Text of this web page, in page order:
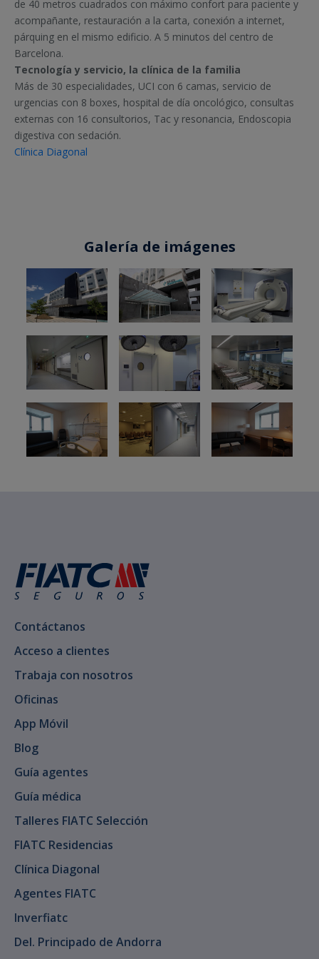
de 40 metros cuadrados con máximo confort para paciente y
acompañante, restauración a la carta, conexión a internet,
párquing en el mismo edificio. A 5 minutos del centro de
Barcelona.
Tecnología y servicio, la clínica de la familia
Más de 30 especialidades, UCI con 6 camas, servicio de
urgencias con 8 boxes, hospital de día oncológico, consultas
externas con 16 consultorios, Tac y resonancia, Endoscopia
digestiva con sedación.
Clínica Diagonal
Galería de imágenes
Contáctanos
Acceso a clientes
Trabaja con nosotros
Oficinas
App Móvil
Blog
Guía agentes
Guía médica
Talleres FIATC Selección
FIATC Residencias
Clínica Diagonal
Agentes FIATC
Inverfiatc
Del. Principado de Andorra